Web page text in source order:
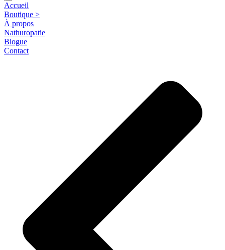
Accueil
Boutique >
À propos
Nathuropatie
Blogue
Contact